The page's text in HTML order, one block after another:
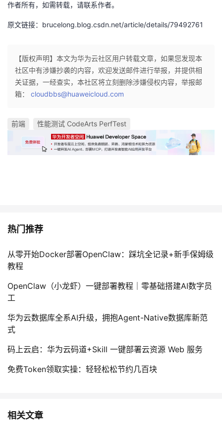
作者所有，如需转载，请联系作者。
原文链接：brucelong.blog.csdn.net/article/details/79492761
【版权声明】本文为华为云社区用户转载文章，如果您发现本
社区中有涉嫌抄袭的内容，欢迎发送邮件进行举报，并提供相
关证据，一经查实，本社区将立刻删除涉嫌侵权内容，举报邮
箱： cloudbbs@huaweicloud.com
前端 性能测试 CodeArts PerfTest
热门推荐
从零开始Docker部署OpenClaw：踩坑全记录+新手保姆级
教程
OpenClaw（小龙虾）一键部署教程｜零基础搭建AI数字员
工
华为云数据库全系AI升级，拥抱Agent-Native数据库新范
式
码上云启：华为云码道+Skill 一键部署云资源 Web 服务
免费Token领取实操：轻轻松松节约几百块
相关文章